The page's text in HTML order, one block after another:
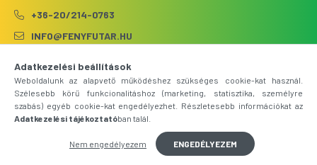
+36-20/214-0763
INFO@FENYFUTAR.HU
Árukereső.hu
Adatkezelési beállítások
Weboldalunk az alapvető működéshez szükséges cookie-kat használ.
Szélesebb körű funkcionalitáshoz (marketing, statisztika, személyre
szabás) egyéb cookie-kat engedélyezhet. Részletesebb információkat az
Adatkezelési tájékoztatóban talál.
Nem engedélyezem ENGEDÉLYEZEM